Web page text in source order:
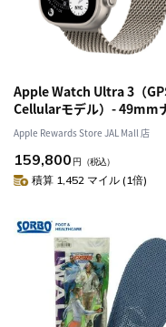
Apple Watch Ultra 3（
Cellularモデル）- 49mm
ュラルチタニウムケースと
ュラルチタニウムミラネー
ープ - S
Apple Rewards Store JAL Mall 店
159,800 円 （税込）
積算 1,452 マイル (1倍)